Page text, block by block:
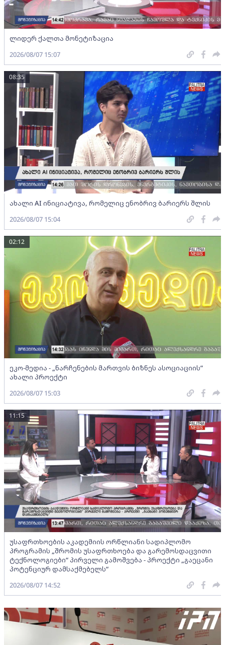
ლიდერ ქალთა მონეტიზაცია
2026/08/07 15:07
ახალი AI ინიციატივა, რომელიც ენობრივ ბარიერს შლის
08:35
2026/08/07 15:04
ეკო-მედია - „ნარჩენების მართვის ბიზნეს ასოციაციის”
ახალი პროექტი
02:12
2026/08/07 15:03
უსაფრთხოების აკადემიის ორწლიანი სადიპლომო
პროგრამის „შრომის უსაფრთხოება და გარემოსდაცვითი
ტექნოლოგიები“ პირველი გამოშვება - პროექტი „გაეცანი
პოტენციურ დამსაქმებელს“
11:15
2026/08/07 14:52